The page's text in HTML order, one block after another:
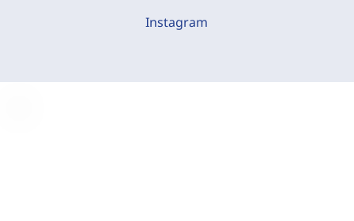
Instagram